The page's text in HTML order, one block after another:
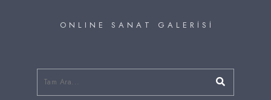
O N L I N E S A N A T G A L E R İ S İ